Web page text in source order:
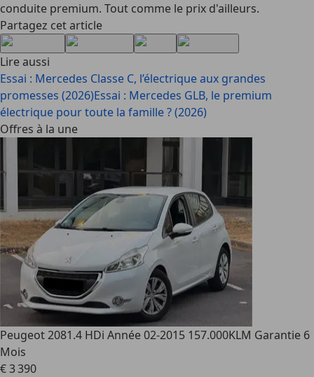
conduite premium. Tout comme le prix d'ailleurs.
Partagez cet article
Lire aussi
Essai : Mercedes Classe C, l’électrique aux grandes
promesses (2026)Essai : Mercedes GLB, le premium
électrique pour toute la famille ? (2026)
Offres à la une
Peugeot 2081.4 HDi Année 02-2015 157.000KLM Garantie 6
Mois
€ 3 390